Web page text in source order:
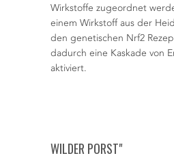
Wirkstoffe zugeordnet
einem Wirkstoff aus der
den genetischen Nrf2
dadurch eine Kaskade von
aktiviert.
WILDER PORST"